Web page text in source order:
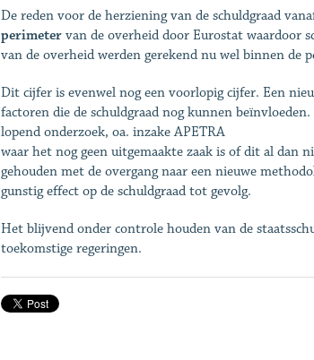
De reden voor de herziening van de schuldgraad
perimeter van de overheid door Eurostat waardoor
van de overheid werden gerekend nu wel binnen de
Dit cijfer is evenwel nog een voorlopig cijfer. Een
factoren die de schuldgraad nog kunnen
lopend onderzoek, oa. inzake APETRA
waar het nog geen uitgemaakte zaak is of dit al dan
gehouden met de overgang naar een nieuwe
gunstig effect op de schuldgraad tot gevolg.
Het blijvend onder controle houden van de
toekomstige regeringen.